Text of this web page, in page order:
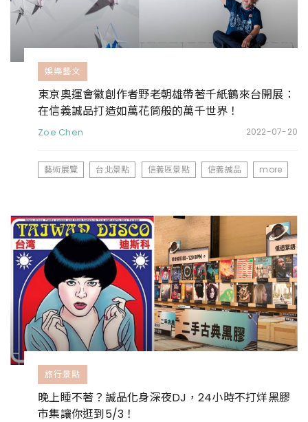
娛樂藝文
東京奧運會徽創作者野老朝雄帶著千紙鶴來台開展：
在信義誠品打造如萬花筒般的萬千世界！
Zoe Chen 2022-07-20
藝術展覽 台北景點 信義區景點 信義誠品 more
旅行景點
晚上睡不著？誠品化身深夜DJ，24小時不打烊黑膠
市集讓你逛到5/3！